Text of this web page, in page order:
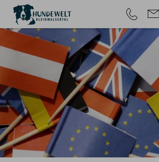
TOUREN
WANDERN MIT HUND
ÜBER UNS
BLOG
KONTAKT
Warenkorb ist leer